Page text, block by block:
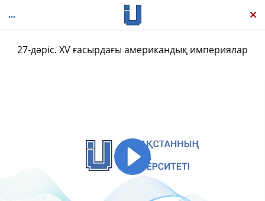
27-дәріс. ХV ғасырдағы американдық империялар